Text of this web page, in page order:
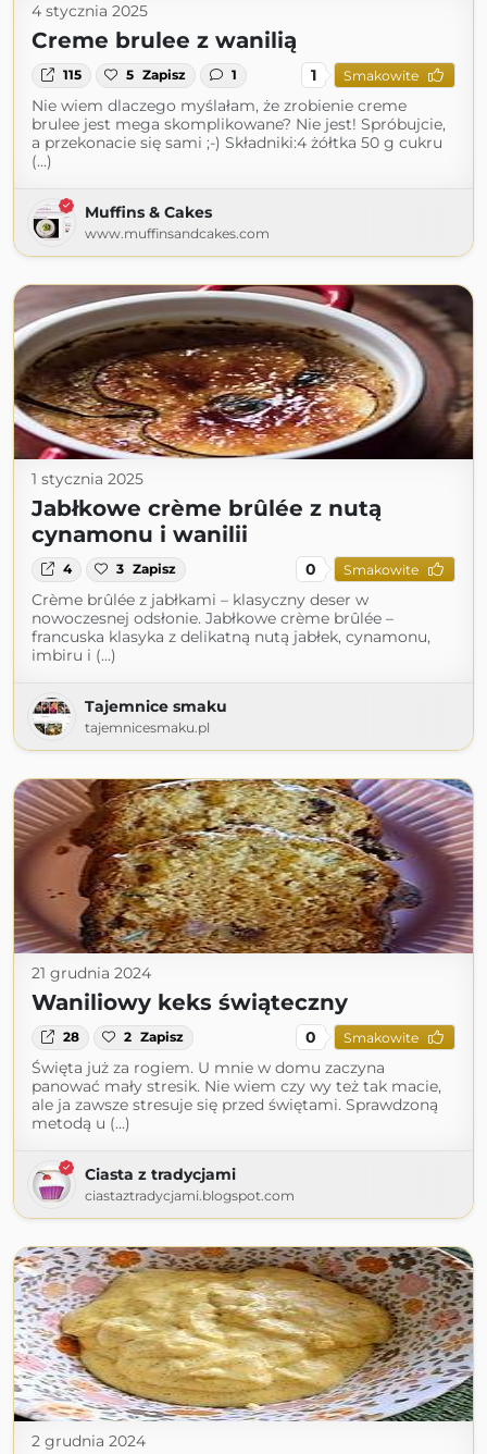
4 stycznia 2025
Creme brulee z wanilią
115 5 Zapisz 1 1 Smakowite
Nie wiem dlaczego myślałam, że zrobienie creme
brulee jest mega skomplikowane? Nie jest! Spróbujcie,
a przekonacie się sami ;-) Składniki:4 żółtka 50 g cukru
(...)
Muffins & Cakes
www.muffinsandcakes.com
1 stycznia 2025
Jabłkowe crème brûlée z nutą
cynamonu i wanilii
4 3 Zapisz 0 Smakowite
Crème brûlée z jabłkami – klasyczny deser w
nowoczesnej odsłonie. Jabłkowe crème brûlée –
francuska klasyka z delikatną nutą jabłek, cynamonu,
imbiru i (...)
Tajemnice smaku
tajemnicesmaku.pl
21 grudnia 2024
Waniliowy keks świąteczny
28 2 Zapisz 0 Smakowite
Święta już za rogiem. U mnie w domu zaczyna
panować mały stresik. Nie wiem czy wy też tak macie,
ale ja zawsze stresuje się przed świętami. Sprawdzoną
metodą u (...)
Ciasta z tradycjami
ciastaztradycjami.blogspot.com
2 grudnia 2024